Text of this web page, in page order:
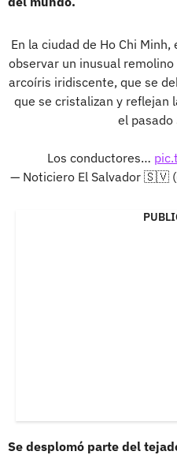
En la ciudad de Ho Chi
observar un inusual
arcoíris iridiscente, que se
que se cristalizan y reflejan
el pasado
Los conductores…
— Noticiero El Salvador 🇸🇻
Se desplomó parte del